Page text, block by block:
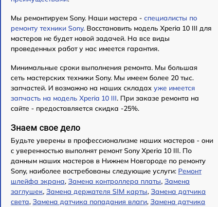
Мы ремонтируем Sony. Наши мастера - специалисты по
ремонту техники Sony. Восстановить модель Xperia 10 III для
мастеров не будет новой задачей. На все виды
проведенных работ у нас имеется гарантия.
Минимальные сроки выполнения ремонта. Мы большая
сеть мастерских техники Sony. Мы имеем более 20 тыс.
запчастей. И возможно на наших складах уже имеется
запчасть на модель Xperia 10 III. При заказе ремонта на
сайте - предоставляется скидка -25%.
Знаем свое дело
Будьте уверены в профессионализме наших мастеров - они
с уверенностью выполнят ремонт Sony Xperia 10 III. По
данным наших мастеров в Нижнем Новгороде по ремонту
Sony, наиболее востребованы следующие услуги: Ремонт
шлейфа экрана, Замена контроллера платы, Замена
заглушек, Замена держателя SIM карты, Замена датчика
света, Замена датчика попадания влаги, Замена датчика